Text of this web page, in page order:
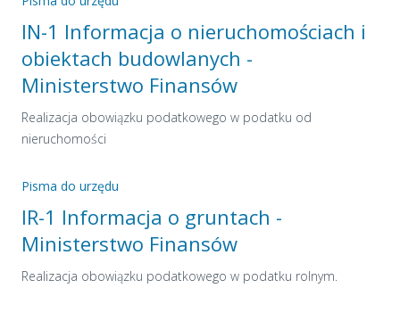
IN-1 Informacja o nieruchomościach i
obiektach budowlanych -
Ministerstwo Finansów
Realizacja obowiązku podatkowego w podatku od
nieruchomości
Pisma do urzędu
IR-1 Informacja o gruntach -
Ministerstwo Finansów
Realizacja obowiązku podatkowego w podatku rolnym.